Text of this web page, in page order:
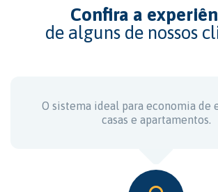
Confira a
de alguns de nossos
O sistema ideal para economia de
casas e apartamentos.